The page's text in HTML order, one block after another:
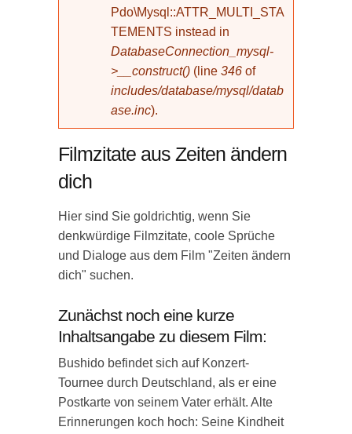
Pdo\Mysql::ATTR_MULTI_STA
TEMENTS instead in
DatabaseConnection_mysql-
>__construct() (line 346 of
includes/database/mysql/datab
ase.inc).
Filmzitate aus Zeiten ändern
dich
Hier sind Sie goldrichtig, wenn Sie
denkwürdige Filmzitate, coole Sprüche
und Dialoge aus dem Film "Zeiten ändern
dich" suchen.
Zunächst noch eine kurze
Inhaltsangabe zu diesem Film:
Bushido befindet sich auf Konzert-
Tournee durch Deutschland, als er eine
Postkarte von seinem Vater erhält. Alte
Erinnerungen koch hoch: Seine Kindheit